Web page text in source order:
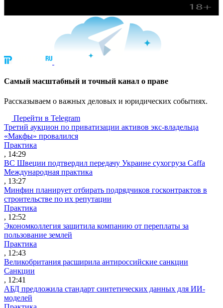
Cамый масштабный и точный канал о праве
Рассказываем о важных деловых и юридических событиях.
Перейти в Telegram
Третий аукцион по приватизации активов экс-владельца
«Макфы» провалился
Практика
, 14:29
ВС Швеции подтвердил передачу Украине сухогруза Caffa
Международная практика
, 13:27
Минфин планирует отбирать подрядчиков госконтрактов в
строительстве по их репутации
Практика
, 12:52
Экономколлегия защитила компанию от переплаты за
пользование землей
Практика
, 12:43
Великобритания расширила антироссийские санкции
Санкции
, 12:41
АБД предложила стандарт синтетических данных для ИИ-
моделей